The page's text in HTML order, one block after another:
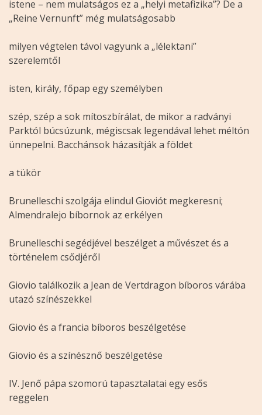
istene – nem mulatságos ez a „helyi metafizika”? De a
„Reine Vernunft” még mulatságosabb
milyen végtelen távol vagyunk a „lélektani”
szerelemtől
isten, király, főpap egy személyben
szép, szép a sok mítoszbírálat, de mikor a radványi
Parktól búcsúzunk, mégiscsak legendával lehet méltón
ünnepelni. Bacchánsok házasítják a földet
a tükör
Brunelleschi szolgája elindul Gioviót megkeresni;
Almendralejo bíbornok az erkélyen
Brunelleschi segédjével beszélget a művészet és a
történelem csődjéről
Giovio találkozik a Jean de Vertdragon bíboros várába
utazó színészekkel
Giovio és a francia bíboros beszélgetése
Giovio és a színésznő beszélgetése
IV. Jenő pápa szomorú tapasztalatai egy esős
reggelen